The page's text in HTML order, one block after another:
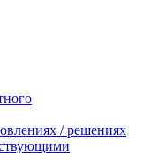
/ решениях